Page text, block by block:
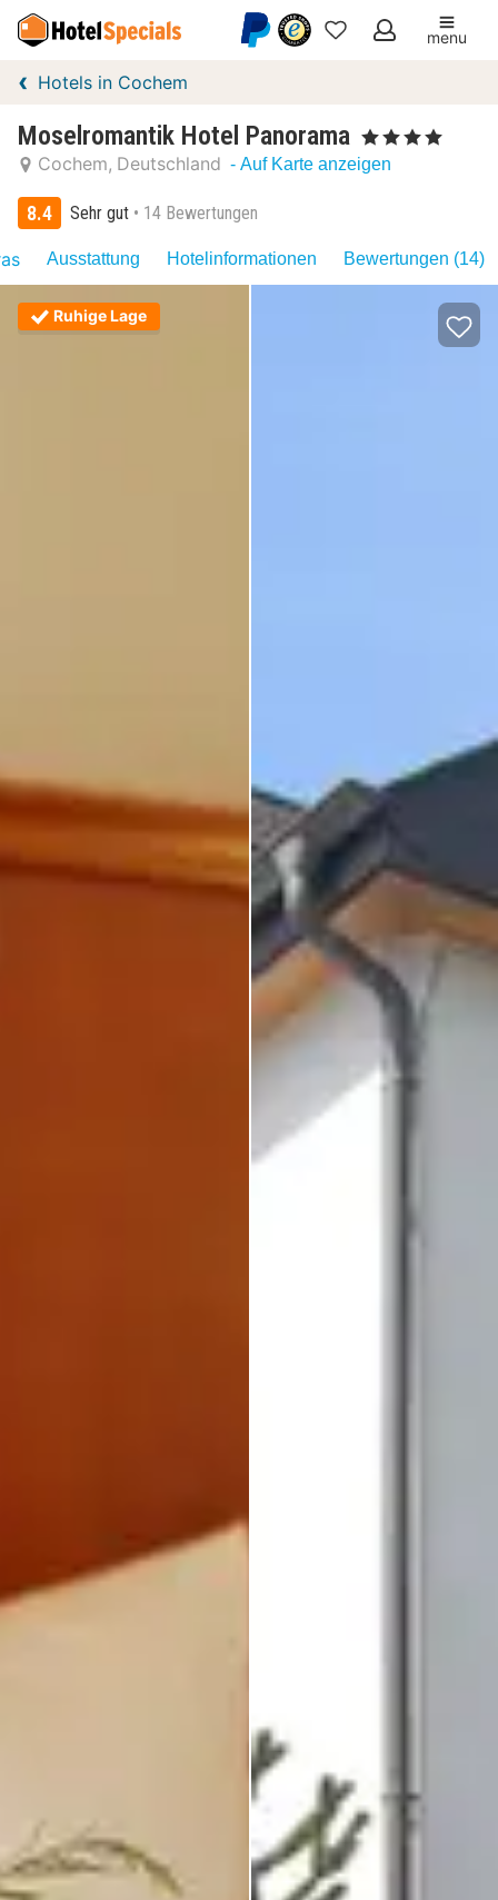
Meine
menu
Hotels in Cochem
Moselromantik Hotel Panorama , 4 Sterne
Cochem Deutschland - Auf Karte anzeigen
8.4 Sehr gut 14 Bewertungen
Ausstattung Hotelinformationen Bewertungen (14)
Ruhige Lage